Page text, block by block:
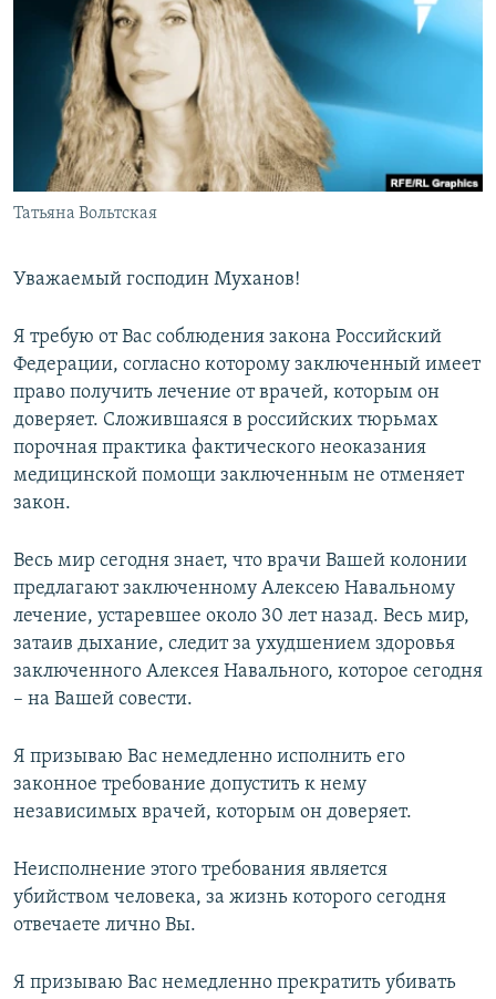
РАСПИСАНИЕ ВЕЩАНИЯ
ПОДПИШИТЕСЬ НА РАССЫЛКУ
СОЦИАЛЬНЫЕ СЕТИ
Все сайты РСЕ/РС
Татьяна Вольтская
Уважаемый господин Муханов!
Я требую от Вас соблюдения закона Российский
Федерации, согласно которому заключенный имеет
право получить лечение от врачей, которым он
доверяет. Сложившаяся в российских тюрьмах
порочная практика фактического неоказания
медицинской помощи заключенным не отменяет
закон.
Весь мир сегодня знает, что врачи Вашей колонии
предлагают заключенному Алексею Навальному
лечение, устаревшее около 30 лет назад. Весь мир,
затаив дыхание, следит за ухудшением здоровья
заключенного Алексея Навального, которое сегодня
– на Вашей совести.
Я призываю Вас немедленно исполнить его
законное требование допустить к нему
независимых врачей, которым он доверяет.
Неисполнение этого требования является
убийством человека, за жизнь которого сегодня
отвечаете лично Вы.
Я призываю Вас немедленно прекратить убивать